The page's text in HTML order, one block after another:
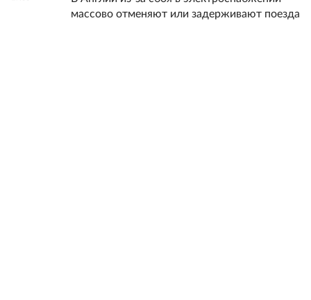
массово отменяют или задерживают поезда